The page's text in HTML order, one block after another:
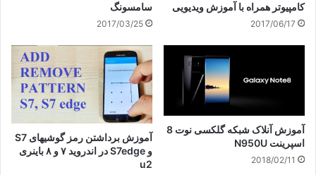
کامپیوتر همراه با آموزش ویدیویی
2017/06/17
سامسونگ
2017/03/25
آموزش آنلاک شبکه گلکسی نوت 8
اسپرینت N950U
2018/02/11
آموزش برداشتن رمز گوشیهای S7
و S7edge در اندروید ۷ و ۸ باینری
u2